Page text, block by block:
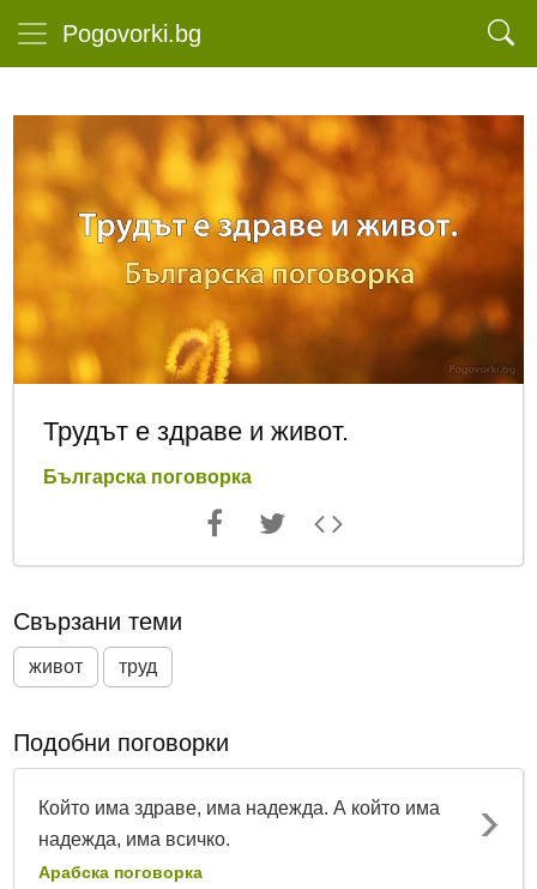
Pogovorki.bg
Трудът е здраве и живот.
Българска поговорка
Свързани теми
живот труд
Подобни поговорки
Който има здраве, има надежда. А който има
надежда, има всичко.
Арабска поговорка